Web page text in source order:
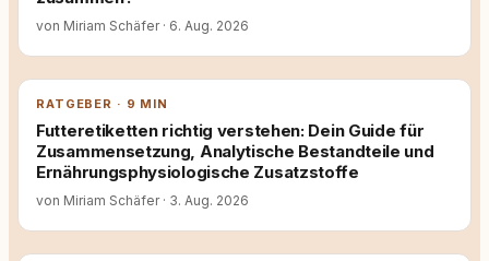
von Miriam Schäfer · 6. Aug. 2026
RATGEBER · 9 MIN
Futteretiketten richtig verstehen: Dein Guide für
Zusammensetzung, Analytische Bestandteile und
Ernährungsphysiologische Zusatzstoffe
von Miriam Schäfer · 3. Aug. 2026